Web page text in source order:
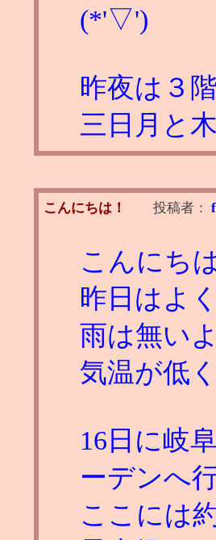
(*'▽')
昨夜は３
三日月と
こんにちは！ 投稿者：
こんにち
昨日はよ
雨は無い
気温が低
16日に岐
ーデンへ
ここには